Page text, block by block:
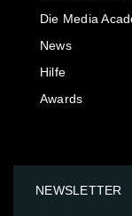
Die Media
News
Hilfe
Awards
NEWSLETTER